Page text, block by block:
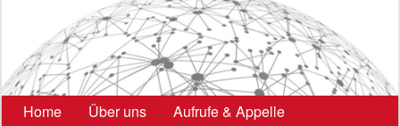
Hauptmenü
Home Über uns
Aufrufe & Appelle